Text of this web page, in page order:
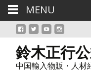
鈴木正行
中国輸入物販・人材
MENU